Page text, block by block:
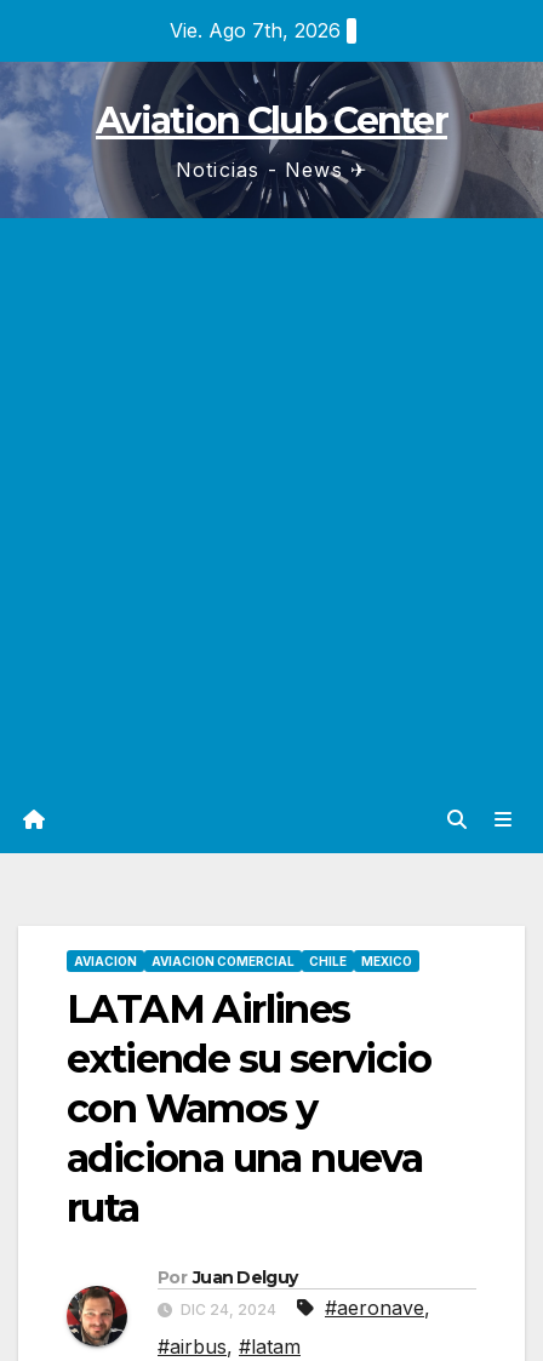
contenido
Vie. Ago 7th, 2026
Aviation Club Center
Noticias - News ✈
AVIACION AVIACION COMERCIAL CHILE MEXICO
LATAM Airlines
extiende su servicio
con Wamos y
adiciona una nueva
ruta
Por Juan Delguy
DIC 24, 2024 #aeronave,
#airbus, #latam